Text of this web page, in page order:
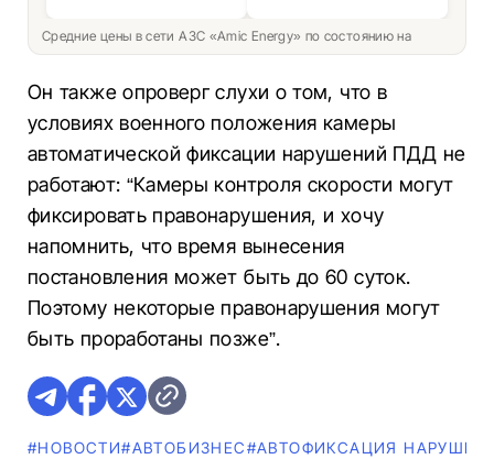
Средние цены в сети АЗС «Amic Energy» по состоянию на
Он также опроверг слухи о том, что в
условиях военного положения камеры
автоматической фиксации нарушений ПДД не
работают: “Камеры контроля скорости могут
фиксировать правонарушения, и хочу
напомнить, что время вынесения
постановления может быть до 60 суток.
Поэтому некоторые правонарушения могут
быть проработаны позже”.
#НОВОСТИ#AВТОБИЗНЕС#АВТОФИКСАЦИЯ